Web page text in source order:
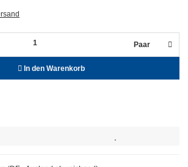
Paar
In den Warenkorb